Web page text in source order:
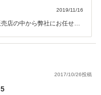
い車などでは部品の調達が困難
ニックの方が中々いないなど難
不安になることもありましたが
んでおります。 と長くな
ーネSVX購入となりました。ま
ンセントコスト様に再度、ご
2019/11/16
店の中から弊社にお任せい
たことで、遠方であるのと
配をおかけしまして重ねた
程度についての満足度の基
ても不安もございました
ります。 またお車のことで
お声がけいただければ幸い
2017/10/26投稿
5